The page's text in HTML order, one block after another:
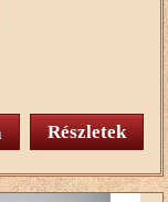
Részletek